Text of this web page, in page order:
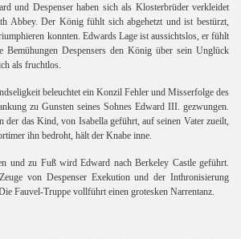
und Despenser haben sich als Klosterbrüder verkleidet
Abbey. Der König fühlt sich abgehetzt und ist bestürzt,
konnten. Edwards Lage ist aussichtslos, er fühlt
Bemühungen Despensers den König über sein Unglück
als fruchtlos.
beleuchtet ein Konzil Fehler und Misserfolge des
zu Gunsten seines Sohnes Edward III. gezwungen.
der das Kind, von Isabella geführt, auf seinen Vater zueilt,
ihn bedroht, hält der Knabe inne.
und zu Fuß wird Edward nach Berkeley Castle geführt.
von Despenser Exekution und der Inthronisierung
Fauvel-Truppe vollführt einen grotesken Narrentanz.